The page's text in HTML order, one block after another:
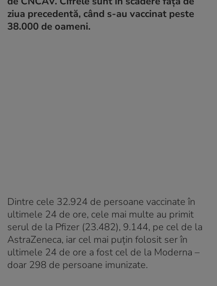
ziua precedentă, când s-au vaccinat peste
38.000 de oameni.
Dintre cele 32.924 de persoane vaccinate în
ultimele 24 de ore, cele mai multe au primit
serul de la Pfizer (23.482), 9.144, pe cel de la
AstraZeneca, iar cel mai puțin folosit ser în
ultimele 24 de ore a fost cel de la Moderna –
doar 298 de persoane imunizate.